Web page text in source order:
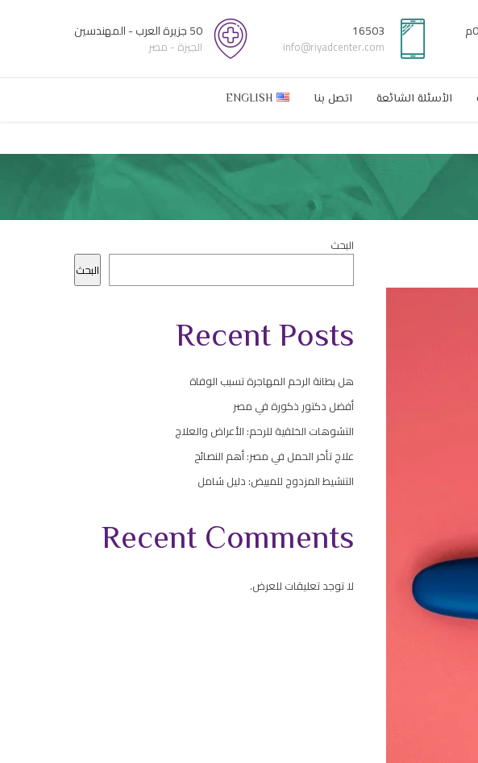
16503
info@riyadcenter.com
50 جزيرة العرب - المهندسين
الجيزة - مصر
الأسئلة الشائعة اتصل بنا ENGLISH
البحث
البحث
Recent Posts
هل بطانة الرحم المهاجرة تسبب الوفاة
أفضل دكتور ذكورة في مصر
التشوهات الخلقية للرحم: الأعراض والعلاج
علاج تأخر الحمل في مصر: أهم النصائح
التنشيط المزدوج للمبيض: دليل شامل
Recent Comments
لا توجد تعليقات للعرض.